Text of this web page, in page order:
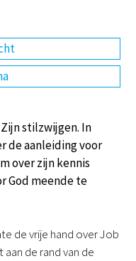
stilzwijgen. In
de aanleiding voor
over zijn kennis
God meende te
de vrije hand over Job
de rand van de